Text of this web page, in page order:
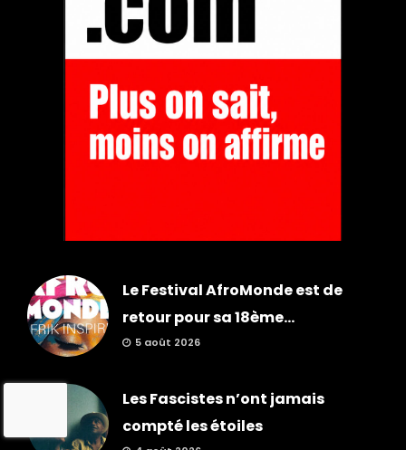
Le Festival AfroMonde est de
retour pour sa 18ème...
5 août 2026
Les Fascistes n’ont jamais
compté les étoiles